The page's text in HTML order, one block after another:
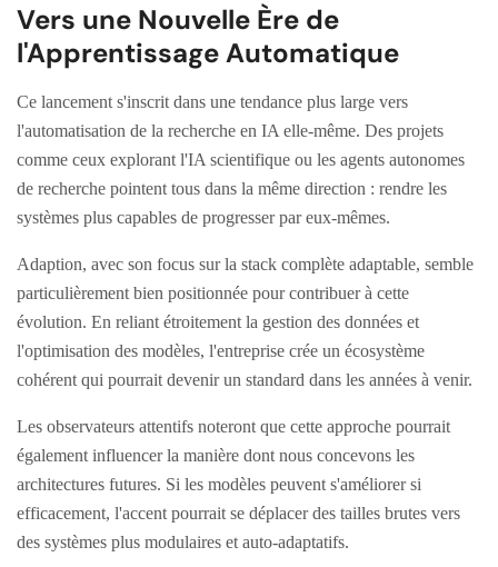
Vers une Nouvelle Ère de
l'Apprentissage Automatique
Ce lancement s'inscrit dans une tendance plus large vers
l'automatisation de la recherche en IA elle-même. Des projets
comme ceux explorant l'IA scientifique ou les agents autonomes
de recherche pointent tous dans la même direction : rendre les
systèmes plus capables de progresser par eux-mêmes.
Adaption, avec son focus sur la stack complète adaptable, semble
particulièrement bien positionnée pour contribuer à cette
évolution. En reliant étroitement la gestion des données et
l'optimisation des modèles, l'entreprise crée un écosystème
cohérent qui pourrait devenir un standard dans les années à venir.
Les observateurs attentifs noteront que cette approche pourrait
également influencer la manière dont nous concevons les
architectures futures. Si les modèles peuvent s'améliorer si
efficacement, l'accent pourrait se déplacer des tailles brutes vers
des systèmes plus modulaires et auto-adaptatifs.